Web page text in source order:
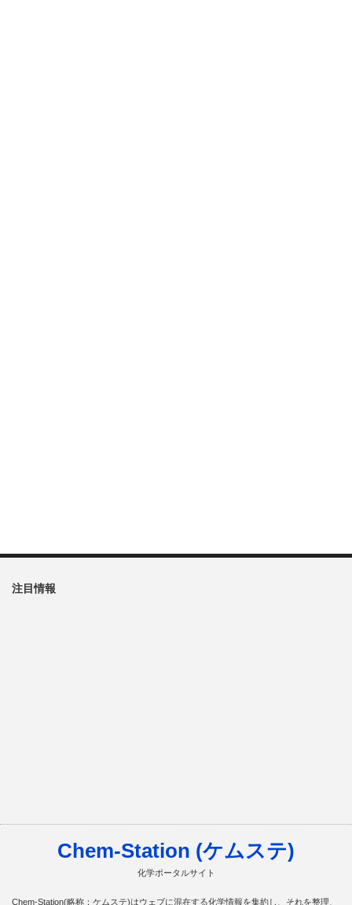
注目情報
Chem-Station (ケムステ)
化学ポータルサイト
Chem-Station(略称：ケムステ)はウェブに混在する化学情報を集約し、それを整理、